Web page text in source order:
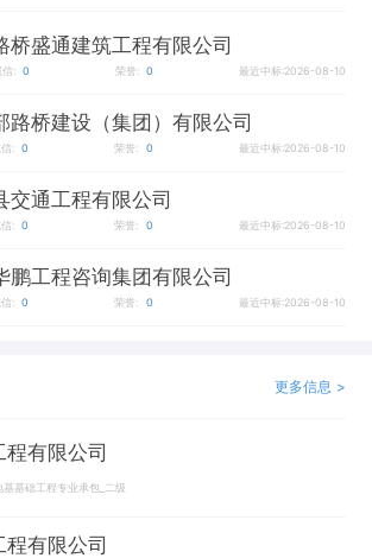
桥盛通建筑工程有限公司
信: 0 荣誉: 0 最近中标:2026-08-10
路桥建设（集团）有限公司
: 0 荣誉: 0 最近中标:2026-08-10
交通工程有限公司
: 0 荣誉: 0 最近中标:2026-08-10
鹏工程咨询集团有限公司
: 0 荣誉: 0 最近中标:2026-08-10
更多信息 >
有限公司
基础工程专业承包_二级
有限公司